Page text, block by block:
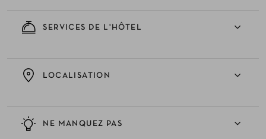
SERVICES DE L'HÔTEL
NE MANQUEZ PAS
LOCALISATION